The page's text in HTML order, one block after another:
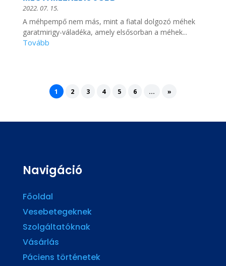
2022. 07. 15.
A méhpempő nem más, mint a fiatal dolgozó méhek
garatmirigy-váladéka, amely elsősorban a méhek...
1 2 3 4 5 6 ... »
Navigáció
Főoldal
Vesebetegeknek
Szolgáltatóknak
Vásárlás
Páciens történetek